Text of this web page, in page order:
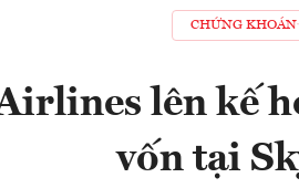
CHỨNG KHOÁN
lên kế
vốn tại